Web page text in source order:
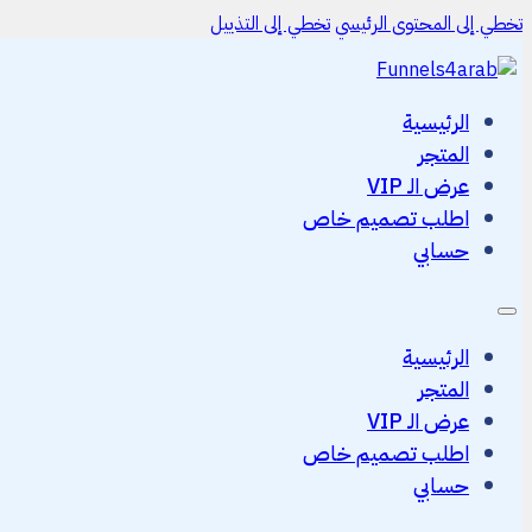
تخطي إلى المحتوى الرئيسيتخطي إلى التذييل
الرئيسية
المتجر
عرض الـ VIP
اطلب تصميم خاص
حسابي
الرئيسية
المتجر
عرض الـ VIP
اطلب تصميم خاص
حسابي